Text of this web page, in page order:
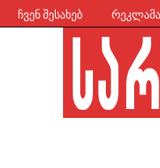
ჩვენ შესახებ რეკლამა